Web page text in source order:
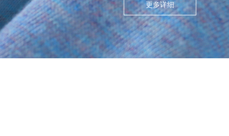
呼吸的缝隙。休闲通勤不再
是两点一线的被动移动，而
是通过服装的舒适感与色彩
情绪，将日常路径转化为“微
更多详细